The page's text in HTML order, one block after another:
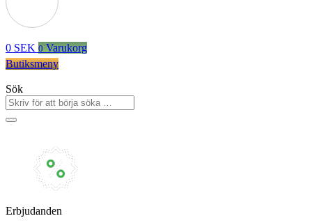
0 SEK 0 Varukorg
Butiksmeny
Sök
Erbjudanden